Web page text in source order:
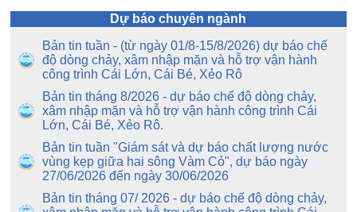
Dự báo chuyên ngành
Bản tin tuần - (từ ngày 01/8-15/8/2026) dự báo chế
độ dòng chảy, xâm nhập mặn và hỗ trợ vận hành
công trình Cái Lớn, Cái Bé, Xẻo Rô
Bản tin tháng 8/2026 - dự báo chế độ dòng chảy,
xâm nhập mặn và hỗ trợ vận hành công trình Cái
Lớn, Cái Bé, Xẻo Rô.
Bản tin tuần "Giám sát và dự báo chất lượng nước
vùng kẹp giữa hai sông Vàm Cỏ", dự báo ngày
27/06/2026 đến ngày 30/06/2026
Bản tin tháng 07/ 2026 - dự báo chế độ dòng chảy,